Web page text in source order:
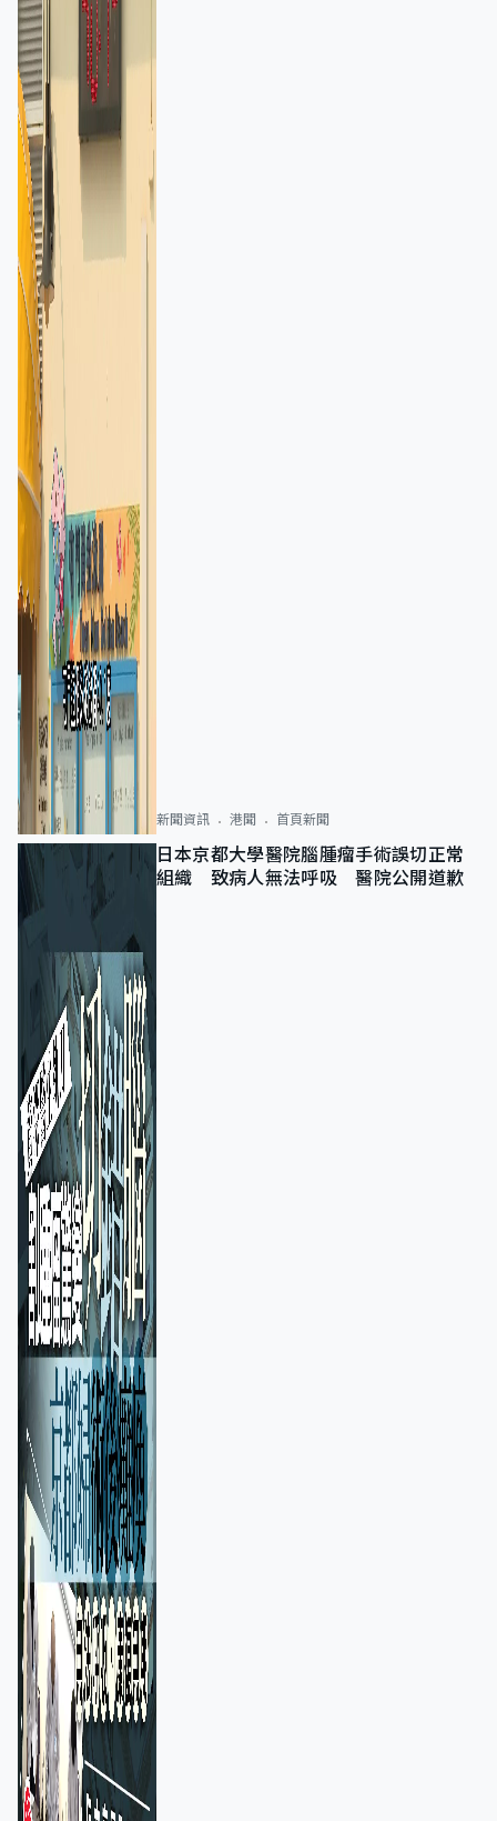
新聞資訊 港聞 首頁新聞
日本京都大學醫院腦腫瘤手術誤切正常
組織 致病人無法呼吸 醫院公開道歉